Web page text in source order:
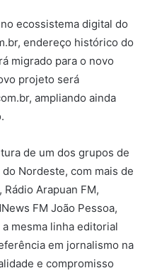
ecossistema digital do
endereço histórico do
migrado para o novo
projeto será
ampliando ainda
de um dos grupos de
Nordeste, com mais de
Arapuan FM,
FM João Pessoa,
mesma linha editorial
em jornalismo na
e compromisso